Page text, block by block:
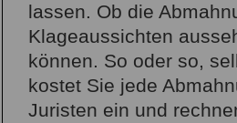
lassen. Ob die
Klageaussichten
können. So oder so,
kostet Sie jede
Juristen ein und